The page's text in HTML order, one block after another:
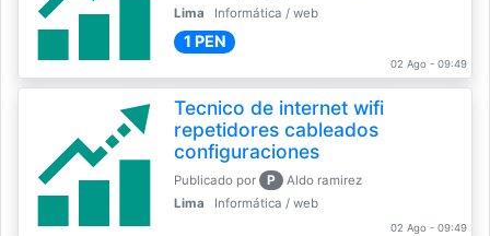
Lima
Informática / web
1 PEN
02 Ago - 09:49
Tecnico de internet wifi
repetidores cableados
configuraciones
Publicado por P
Aldo ramirez
Lima
Informática / web
02 Ago - 09:49